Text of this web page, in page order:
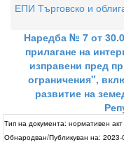
ЕПИ Търговско и
Наредба № 7 от
прилагане на
изправени пред
ограничения",
развитие на
Тип на документа: нормативен акт
Обнародван/Публикуван на: 2023-